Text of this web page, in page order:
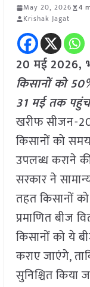
May 20, 2026 4
Krishak Jagat
20 मई2026,
किसानों को
31 मई तक
खरीफ सीजन-
किसानों को
उपलब्ध कराने
सरकार ने
तहत किसानों
प्रमाणित बीज
किसानों को ये
कराए जाएंगे,
सुनिश्चित किया